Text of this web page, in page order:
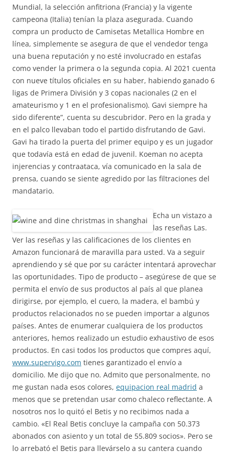
Mundial, la selección anfitriona (Francia) y la vigente
campeona (Italia) tenían la plaza asegurada. Cuando
compra un producto de Camisetas Metallica Hombre en
línea, simplemente se asegura de que el vendedor tenga
una buena reputación y no esté involucrado en estafas
como vender la primera o la segunda copia. Al 2021 cuenta
con nueve títulos oficiales en su haber, habiendo ganado 6
ligas de Primera División y 3 copas nacionales (2 en el
amateurismo y 1 en el profesionalismo). Gavi siempre ha
sido diferente”, cuenta su descubridor. Pero en la grada y
en el palco llevaban todo el partido disfrutando de Gavi.
Gavi ha tirado la puerta del primer equipo y es un jugador
que todavía está en edad de juvenil. Koeman no acepta
injerencias y contraataca, vía comunicado en la sala de
prensa, cuando se siente agredido por las filtraciones del
mandatario.
Echa un vistazo a
las reseñas Las.
Ver las reseñas y las calificaciones de los clientes en
Amazon funcionará de maravilla para usted. Va a seguir
aprendiendo y sé que por su carácter intentará aprovechar
las oportunidades. Tipo de producto – asegúrese de que se
permita el envío de sus productos al país al que planea
dirigirse, por ejemplo, el cuero, la madera, el bambú y
productos relacionados no se pueden importar a algunos
países. Antes de enumerar cualquiera de los productos
anteriores, hemos realizado un estudio exhaustivo de esos
productos. En casi todos los productos que compres aquí,
www.supervigo.com tienes garantizado el envío a
domicilio. Me dijo que no. Admito que personalmente, no
me gustan nada esos colores, equipacion real madrid a
menos que se pretendan usar como chaleco reflectante. A
nosotros nos lo quitó el Betis y no recibimos nada a
cambio. «El Real Betis concluye la campaña con 50.373
abonados con asiento y un total de 55.809 socios». Pero se
lo arrebató el Betis para llevárselo a su cantera cuando